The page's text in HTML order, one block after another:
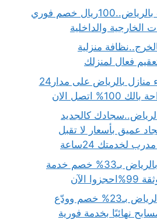
شركة تنظيف ارضيات بالرياض..100ريال خصم فوري
الخارجية والداخلية
منزلية
شركة صيانة كهرباء منازل بالرياض على مدار24
اتصل الان
كالجديد
سجاد عميق بأسعار لا تقبل
لخدمتك 24ساعة
شركة تنظيف وتعقيم بالرياض بـ33% خصم خدمة
الآن
شركة ترميم مسابح بالرياض بـ23% خصم وودّع
نهائيًا بخدمة فورية